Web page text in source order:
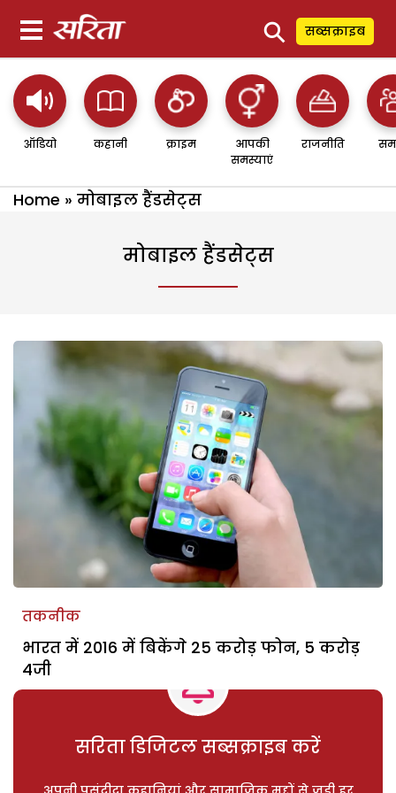
⚲ सब्सक्राइब
ऑडियो कहानी क्राइम
आपकी
समस्याएं
राजनीति
Home » मोबाइल हैंडसेट्स
मोबाइल हैंडसेट्स
तकनीक
भारत में 2016 में बिकेंगे 25 करोड़ फोन, 5 करोड़
4जी
सरिता डिजिटल सब्सक्राइब करें